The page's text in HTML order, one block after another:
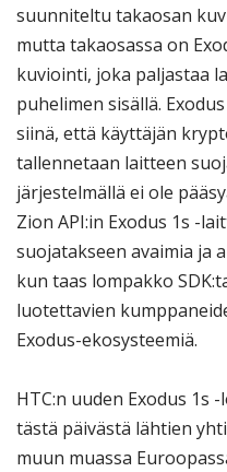
suunniteltu takaosan
mutta takaosassa on
kuviointi, joka paljastaa
puhelimen sisällä.
siinä, että käyttäjän
tallennetaan laitteen
järjestelmällä ei ole
Zion API:in Exodus 1s -
suojatakseen avaimia ja
kun taas lompakko
luotettavien
Exodus-ekosysteemiä.
HTC:n uuden Exodus 1s
tästä päivästä lähtien
muun muassa